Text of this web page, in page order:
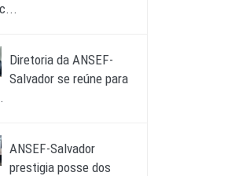
Diretoria da ANSEF-
Salvador se reúne para
ANSEF-Salvador
prestigia posse dos